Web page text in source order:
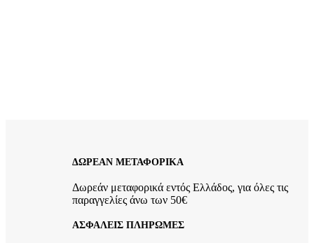
ΔΩΡΕΑΝ ΜΕΤΑΦΟΡΙΚΑ
Δωρεάν μεταφορικά εντός Ελλάδος, για όλες τις
παραγγελίες άνω των 50€
ΑΣΦΑΛΕΙΣ ΠΛΗΡΩΜΕΣ